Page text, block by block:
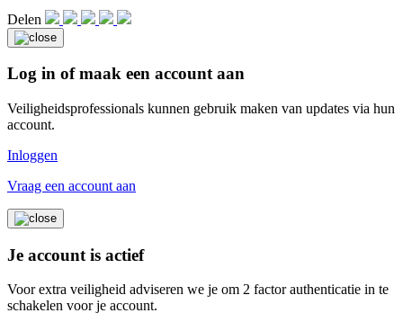
Delen
Log in of maak een account aan
Veiligheidsprofessionals kunnen gebruik maken van updates via hun
account.
Inloggen
Vraag een account aan
Je account is actief
Voor extra veiligheid adviseren we je om 2 factor authenticatie in te
schakelen voor je account.